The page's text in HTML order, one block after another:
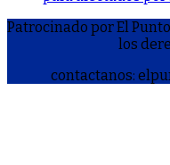
Patrocinado por El
los
contactanos: